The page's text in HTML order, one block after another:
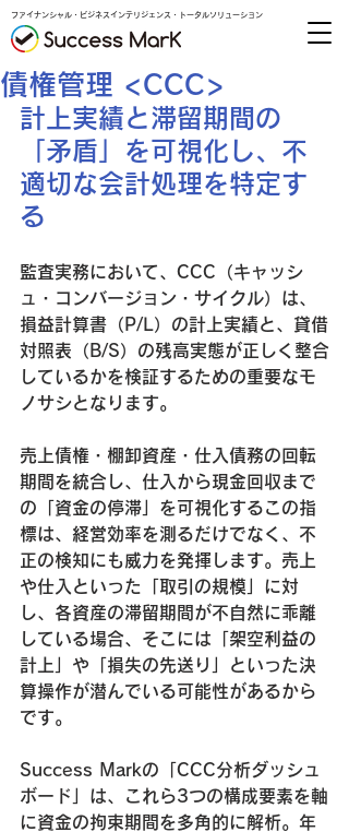
ファイナンシャル・ビジネスインテリジェンス・トータルソリューション
債権管理 <CCC>
計上実績と滞留期間の
「矛盾」を可視化し、不
適切な会計処理を特定す
る
監査実務において、CCC（キャッシ
ュ・コンバージョン・サイクル）は、
損益計算書（P/L）の計上実績と、貸借
対照表（B/S）の残高実態が正しく整合
しているかを検証するための重要なモ
ノサシとなります。
売上債権・棚卸資産・仕入債務の回転
期間を統合し、仕入から現金回収まで
の「資金の停滞」を可視化するこの指
標は、経営効率を測るだけでなく、不
正の検知にも威力を発揮します。売上
や仕入といった「取引の規模」に対
し、各資産の滞留期間が不自然に乖離
している場合、そこには「架空利益の
計上」や「損失の先送り」といった決
算操作が潜んでいる可能性があるから
です。
Success Markの「CCC分析ダッシュ
ボード」は、これら3つの構成要素を軸
に資金の拘束期間を多角的に解析。年